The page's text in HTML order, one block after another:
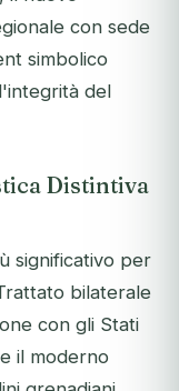
con sede
simbolico
del
Distintiva
significativo per
bilaterale
con gli Stati
il moderno